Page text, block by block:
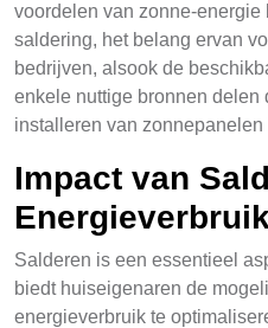
voordelen van zonne-energie
saldering, het belang ervan
bedrijven, alsook de
enkele nuttige bronnen
installeren van zonnepanelen
Impact van
Energieverbruik
Salderen is een essentieel
biedt huiseigenaren de
energieverbruik te